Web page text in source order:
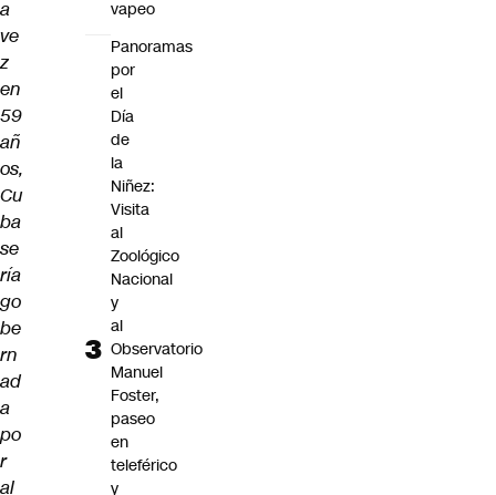
a
ve
z
en
59
añ
os,
Cu
ba
se
ría
go
be
rn
ad
a
po
r
al
vapeo
Panoramas
por
el
Día
de
la
Niñez:
Visita
al
Zoológico
Nacional
y
al
Observatorio
Manuel
Foster,
paseo
en
teleférico
y